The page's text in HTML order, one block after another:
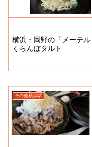
横浜・岡野の「メーテル
くらんぼタルト
その他横浜駅